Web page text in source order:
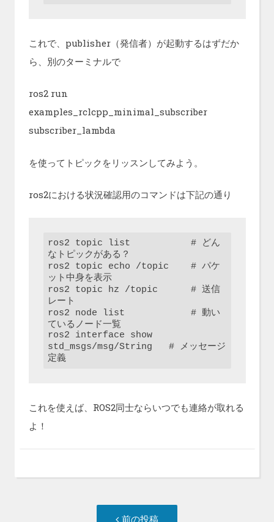
これで、publisher（発信者）が起動するはずだか
ら、別のターミナルで
ros2 run
examples_rclcpp_minimal_subscriber
subscriber_lambda
を使ってトピックをリッスンしてみよう。
ros2における状況確認用のコマンドは下記の通り
ros2 topic list           # どん
なトピックがある？
ros2 topic echo /topic    # パケ
ット中身を表示
ros2 topic hz /topic      # 送信
レート
ros2 node list            # 動い
ているノード一覧
ros2 interface show
std_msgs/msg/String   # メッセージ
定義
これを使えば、ROS2同士ならいつでも連絡が取れる
よ！
前の投稿